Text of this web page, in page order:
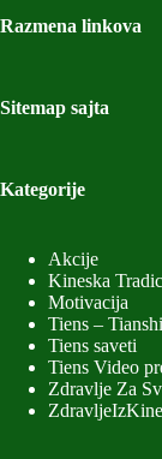
Razmena linkova
Sitemap sajta
Kategorije
Akcije
Kineska
Motivacija
Tiens –
Tiens saveti
Tiens Video
Zdravlje Za